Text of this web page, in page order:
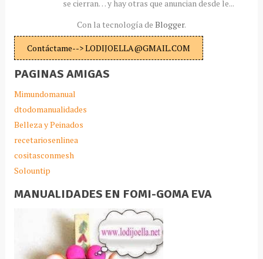
se cierran… y hay otras que anuncian desde le...
Con la tecnología de Blogger.
Contáctame--> LODIJOELLA@GMAIL.COM
PAGINAS AMIGAS
Mimundomanual
dtodomanualidades
Belleza y Peinados
recetariosenlinea
cositasconmesh
Solountip
MANUALIDADES EN FOMI-GOMA EVA